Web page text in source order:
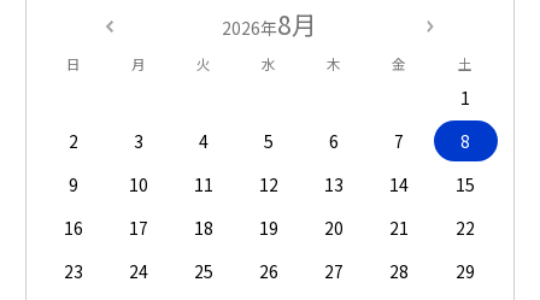
2026年8月
日 月 火 水 木 金 土
1
2
3 4 5 6 7
8
9
10 11 12 13 14
15
16
17 18 19 20 21
22
23
24 25 26 27 28
29